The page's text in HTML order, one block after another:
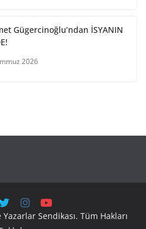
Gügercinoğlu’ndan İSYANIN
2026
Sendikası. Tüm Hakları